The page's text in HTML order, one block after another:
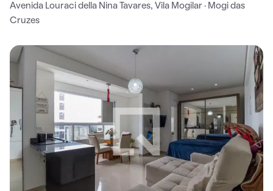
Avenida Louraci della Nina Tavares, Vila Mogilar · Mogi das
Cruzes